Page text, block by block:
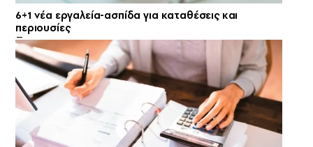
6+1 νέα εργαλεία-ασπίδα για καταθέσεις και
περιουσίες